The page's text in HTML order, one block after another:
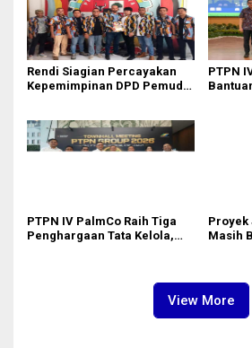
Rendi Siagian Percayakan
Kepemimpinan DPD Pemuda
PTPN
PTPN IV PalmCo Raih Tiga
Penghargaan Tata Kelola,
Proyek
Masih
View More